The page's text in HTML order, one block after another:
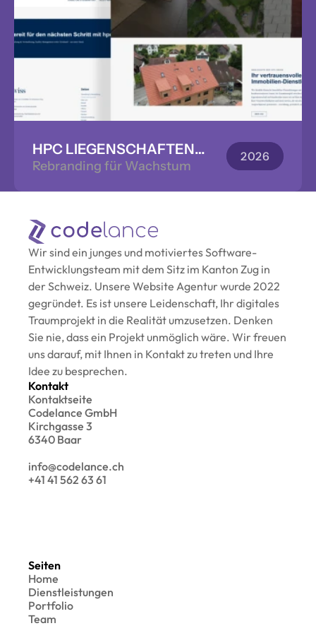
HPC LIEGENSCHAFTEN
GMBH
Rebranding für Wachstum
2026
Wir sind ein junges und motiviertes Software-
Entwicklungsteam mit dem Sitz im Kanton Zug in
der Schweiz. Unsere Website Agentur wurde 2022
gegründet. Es ist unsere Leidenschaft, Ihr digitales
Traumprojekt in die Realität umzusetzen. Denken
Sie nie, dass ein Projekt unmöglich wäre. Wir freuen
uns darauf, mit Ihnen in Kontakt zu treten und Ihre
Idee zu besprechen.
Kontakt
Kontaktseite
Codelance GmbH
Kirchgasse 3
6340 Baar
info@codelance.ch
+41 41 562 63 61
Seiten
Home
Dienstleistungen
Portfolio
Team